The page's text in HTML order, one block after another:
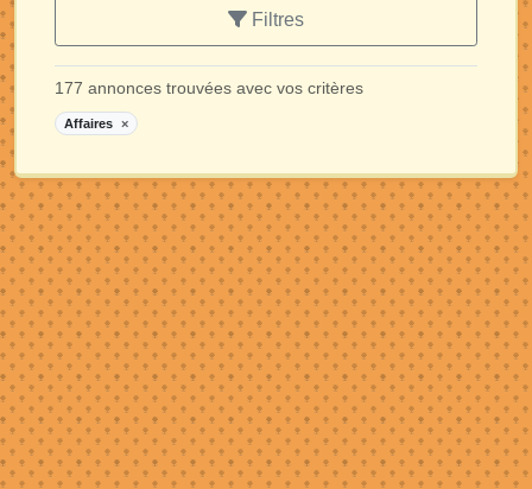
Filtres
177 annonces trouvées avec vos critères
Affaires ×